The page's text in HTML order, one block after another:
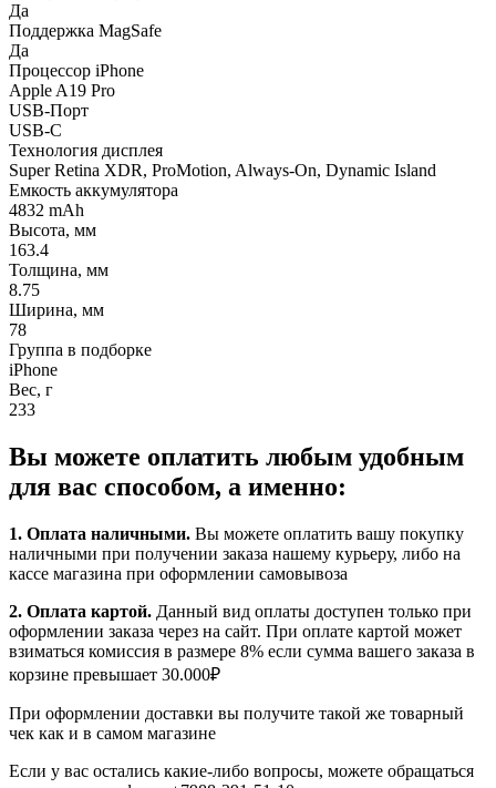
Да
Поддержка MagSafe
Да
Процессор iPhone
Apple A19 Pro
USB-Порт
USB-C
Технология дисплея
Super Retina XDR, ProMotion, Always-On, Dynamic Island
Емкость аккумулятора
4832 mAh
Высота, мм
163.4
Толщина, мм
8.75
Ширина, мм
78
Группа в подборке
iPhone
Вес, г
233
Вы можете оплатить любым удобным
для вас способом, а именно:
1. Оплата наличными. Вы можете оплатить вашу покупку
наличными при получении заказа нашему курьеру, либо на
кассе магазина при оформлении самовывоза
2. Оплата картой. Данный вид оплаты доступен только при
оформлении заказа через на сайт. При оплате картой может
взиматься комиссия в размере 8% если сумма вашего заказа в
корзине превышает 30.000₽
При оформлении доставки вы получите такой же товарный
чек как и в самом магазине
Если у вас остались какие-либо вопросы, можете обращаться